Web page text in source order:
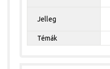
Jelleg
Témák